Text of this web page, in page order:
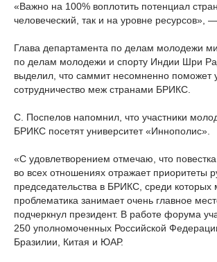
«Важно на 100% воплотить потенциал
человеческий, так и на уровне ресурсов»,
Глава департамента по делам молодежи
по делам молодежи и спорту Индии Шри
выделил, что саммит несомненно поможет
сотрудничество меж странами БРИКС.
С. Поспелов напомнил, что участники
БРИКС посетят университет «Иннополис».
«С удовлетворением отмечаю, что
во всех отношениях отражает приоритеты
председательства в БРИКС, среди которых
проблематика занимает очень главное
подчеркнул президент. В работе форума
250 уполномоченных Российской
Бразилии, Китая и ЮАР.